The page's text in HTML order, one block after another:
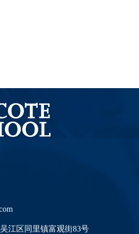
江区同里镇富观街83号